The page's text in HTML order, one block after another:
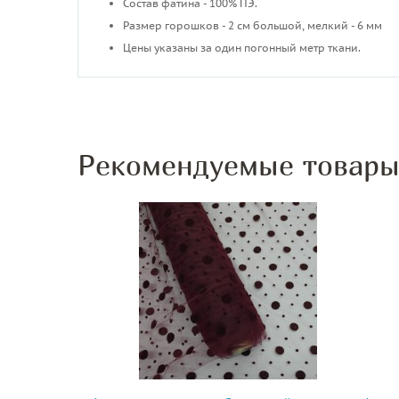
Состав фатина - 100% ПЭ.
Размер горошков - 2 см большой, мелкий - 6 мм
Цены указаны за один погонный метр ткани.
Рекомендуемые товары